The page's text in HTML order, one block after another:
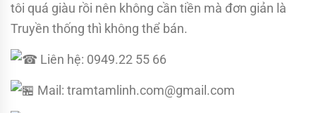
tôi quá giàu rồi nên không cần tiền mà đơn giản là
Truyền thống thì không thể bán.
Liên hệ: 0949.22 55 66
Mail: tramtamlinh.com@gmail.com